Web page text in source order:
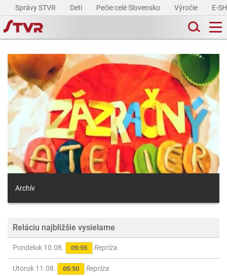
Správy STVR Deti Pečie celé Slovensko Výročie E-
Archív
Reláciu najbližšie vysielame
Pondelok 10.08. 05:55 Repríza
Utorok 11.08. 05:50 Repríza